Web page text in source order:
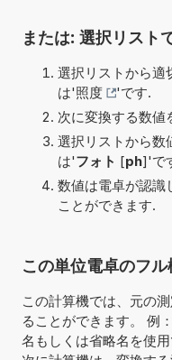
または: 選択リスト
選択リストから適
は'照度
'です.
次に変換する数値
選択リストから数
は'フォト [ph]'で
数値は電卓が認識
ことができます.
この単位電卓のフ
この計算機では、元の
ることができます。 例
名もしくは省略名を使